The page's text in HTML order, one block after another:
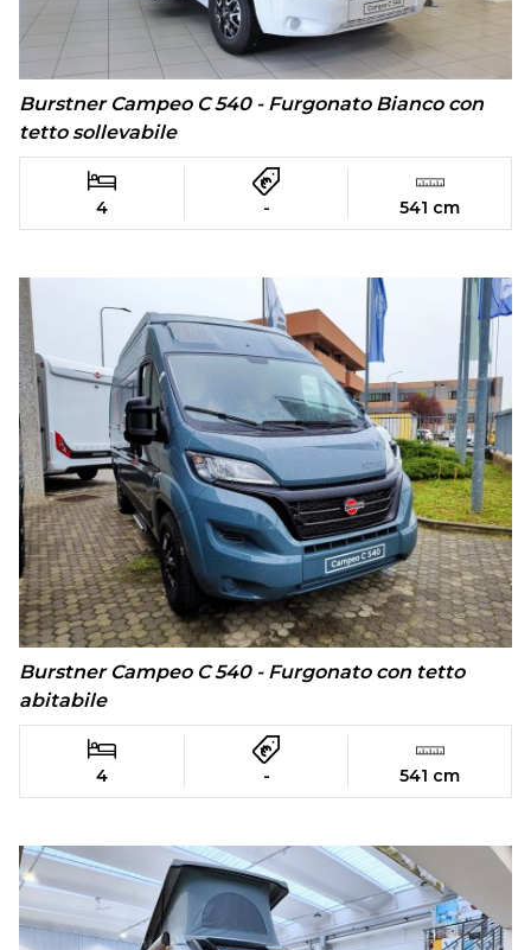
Burstner Campeo C 540 - Furgonato Bianco con
tetto sollevabile
4 - 541 cm
Burstner Campeo C 540 - Furgonato con tetto
abitabile
4 - 541 cm